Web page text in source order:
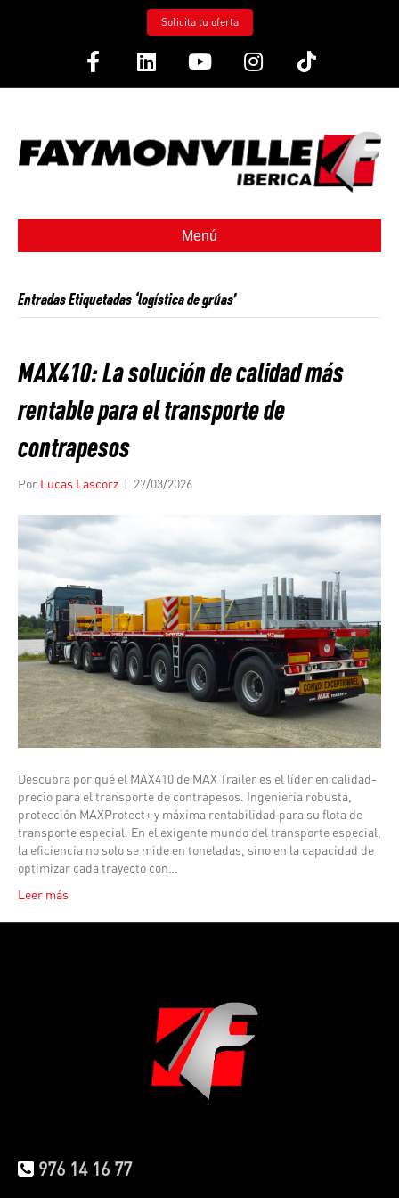
Solicita tu oferta
FacebookLinkedinYoutubeInstagram
Tiktok
Menú
Entradas Etiquetadas ‘logística de grúas’
MAX410: La solución de calidad más
rentable para el transporte de
contrapesos
Por Lucas Lascorz | 27/03/2026
Descubra por qué el MAX410 de MAX Trailer es el líder en calidad-
precio para el transporte de contrapesos. Ingeniería robusta,
protección MAXProtect+ y máxima rentabilidad para su flota de
transporte especial. En el exigente mundo del transporte especial,
la eficiencia no solo se mide en toneladas, sino en la capacidad de
optimizar cada trayecto con…
Leer más
976 14 16 77